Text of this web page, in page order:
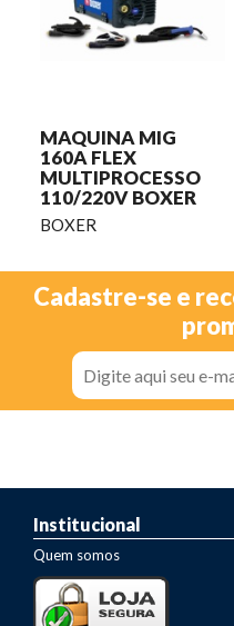
MAQUINA MIG
160A FLEX
MULTIPROCESSO
110/220V BOXER
BOXER
Cadastre-se e
Institucional
Quem somos